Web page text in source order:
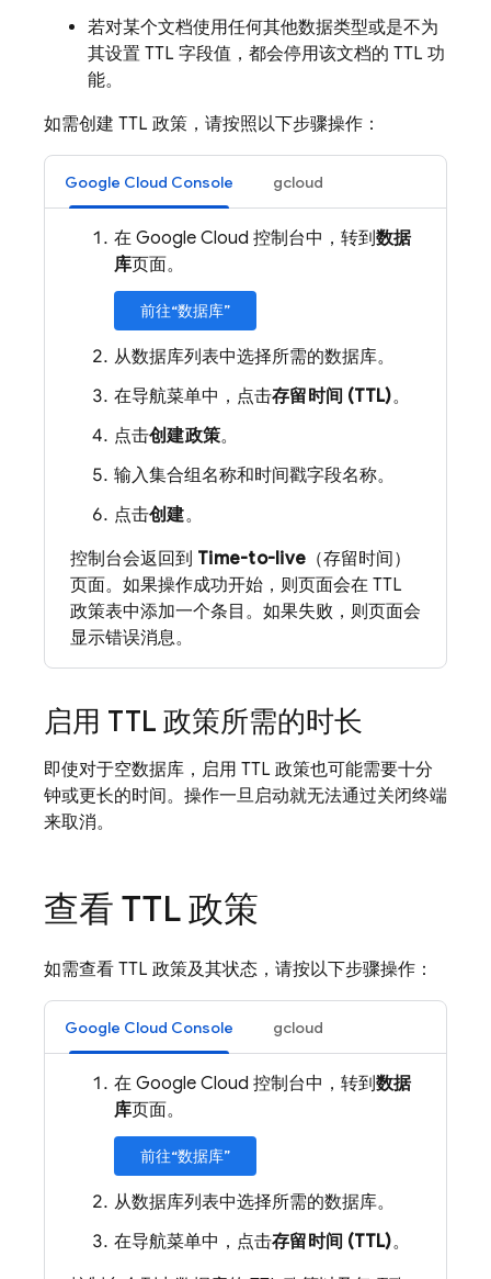
若对某个文档使用任何其他数据类型或是不为
其设置 TTL 字段值，都会停用该文档的 TTL 功
能。
如需创建 TTL 政策，请按照以下步骤操作：
Google Cloud Console gcloud
在 Google Cloud 控制台中，转到数据
库页面。
前往“数据库”
从数据库列表中选择所需的数据库。
在导航菜单中，点击存留时间 (TTL)。
点击创建政策。
输入集合组名称和时间戳字段名称。
点击创建。
控制台会返回到 Time-to-live （存留时间）
页面。如果操作成功开始，则页面会在 TTL
政策表中添加一个条目。如果失败，则页面会
显示错误消息。
启用 TTL 政策所需的时长
即使对于空数据库，启用 TTL 政策也可能需要十分
钟或更长的时间。操作一旦启动就无法通过关闭终端
来取消。
查看 TTL 政策
如需查看 TTL 政策及其状态，请按以下步骤操作：
Google Cloud Console gcloud
在 Google Cloud 控制台中，转到数据
库页面。
前往“数据库”
从数据库列表中选择所需的数据库。
在导航菜单中，点击存留时间 (TTL)。